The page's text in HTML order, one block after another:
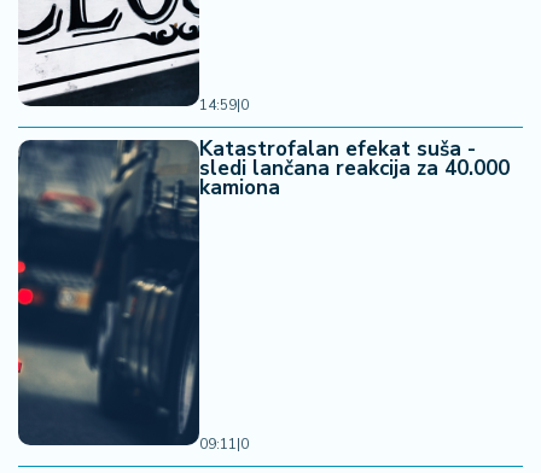
14:59|0
Katastrofalan efekat suša -
sledi lančana reakcija za 40.000
kamiona
09:11|0